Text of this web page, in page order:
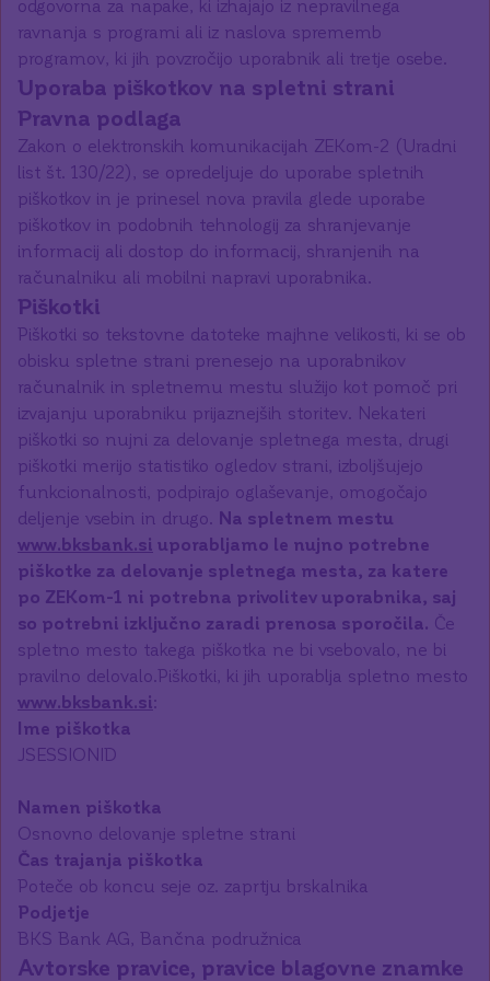
odgovorna za napake, ki izhajajo iz nepravilnega
ravnanja s programi ali iz naslova sprememb
programov, ki jih povzročijo uporabnik ali tretje osebe.
Uporaba piškotkov na spletni strani
Pravna podlaga
Zakon o elektronskih komunikacijah ZEKom-2 (Uradni
list št. 130/22), se opredeljuje do uporabe spletnih
piškotkov in je prinesel nova pravila glede uporabe
piškotkov in podobnih tehnologij za shranjevanje
informacij ali dostop do informacij, shranjenih na
računalniku ali mobilni napravi uporabnika.
Piškotki
Piškotki so tekstovne datoteke majhne velikosti, ki se ob
obisku spletne strani prenesejo na uporabnikov
računalnik in spletnemu mestu služijo kot pomoč pri
izvajanju uporabniku prijaznejših storitev. Nekateri
piškotki so nujni za delovanje spletnega mesta, drugi
piškotki merijo statistiko ogledov strani, izboljšujejo
funkcionalnosti, podpirajo oglaševanje, omogočajo
deljenje vsebin in drugo. Na spletnem mestu
www.bksbank.si uporabljamo le nujno potrebne
piškotke za delovanje spletnega mesta, za katere
po ZEKom-1 ni potrebna privolitev uporabnika, saj
so potrebni izključno zaradi prenosa sporočila. Če
spletno mesto takega piškotka ne bi vsebovalo, ne bi
pravilno delovalo.Piškotki, ki jih uporablja spletno mesto
www.bksbank.si:
Ime piškotka
JSESSIONID
Namen piškotka
Osnovno delovanje spletne strani
Čas trajanja piškotka
Poteče ob koncu seje oz. zaprtju brskalnika
Podjetje
BKS Bank AG, Bančna podružnica
Avtorske pravice, pravice blagovne znamke